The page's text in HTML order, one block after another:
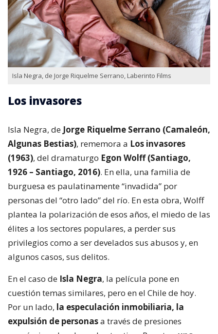
Isla Negra, de Jorge Riquelme Serrano, Laberinto Films
Los invasores
Isla Negra, de Jorge Riquelme Serrano (Camaleón,
Algunas Bestias), rememora a Los invasores
(1963), del dramaturgo Egon Wolff (Santiago,
1926 – Santiago, 2016). En ella, una familia de
burguesa es paulatinamente “invadida” por
personas del “otro lado” del río. En esta obra, Wolff
plantea la polarización de esos años, el miedo de las
élites a los sectores populares, a perder sus
privilegios como a ser develados sus abusos y, en
algunos casos, sus delitos.
En el caso de Isla Negra, la película pone en
cuestión temas similares, pero en el Chile de hoy.
Por un lado, la especulación inmobiliaria, la
expulsión de personasa través de presiones